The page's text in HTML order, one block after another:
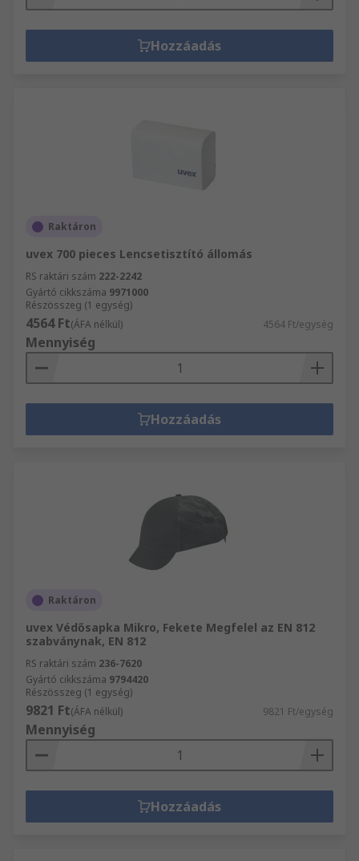
Hozzáadás
Raktáron
uvex 700 pieces Lencsetisztító állomás
RS raktári szám 222-2242
Gyártó cikkszáma 9971000
Részösszeg (1 egység)
4564 Ft(ÁFA nélkül) 4564 Ft/egység
Mennyiség
Hozzáadás
Raktáron
uvex Védősapka Mikro, Fekete Megfelel az EN 812
szabványnak, EN 812
RS raktári szám 236-7620
Gyártó cikkszáma 9794420
Részösszeg (1 egység)
9821 Ft(ÁFA nélkül) 9821 Ft/egység
Mennyiség
Hozzáadás